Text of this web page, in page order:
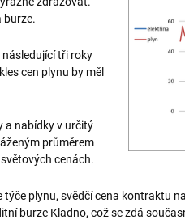
burze.
tři roky
cen plynu by měl
a nabídky v určitý
průměrem
cenách.
plynu, svědčí cena kontraktu
burze Kladno, což se zdá